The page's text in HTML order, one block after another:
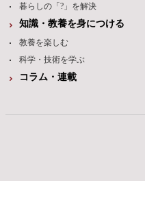
暮らしの「?」を解決
知識・教養を身につける
教養を楽しむ
科学・技術を学ぶ
コラム・連載